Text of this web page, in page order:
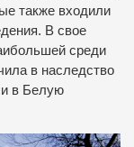
также входили
В свое
среди
в наследство
в Белую